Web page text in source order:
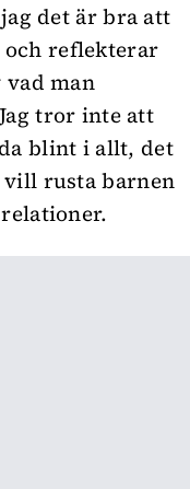
det är bra att
och reflekterar
vad man
tror inte att
blint i allt, det
vill rusta barnen